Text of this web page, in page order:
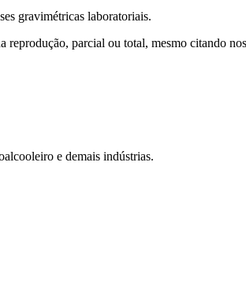
gravimétricas laboratoriais.
parcial ou total, mesmo citando
e demais indústrias.